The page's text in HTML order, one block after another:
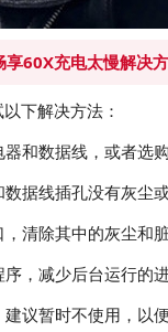
60X充电太慢解决
下解决方法：
和数据线，或者选
据线插孔没有灰尘
清除其中的灰尘和脏
，减少后台运行的
议暂时不使用，以便